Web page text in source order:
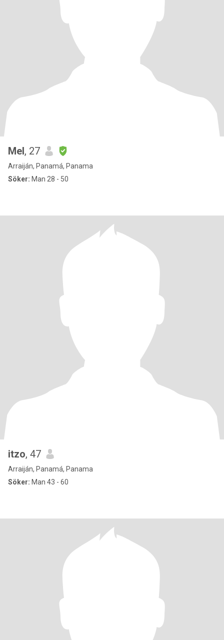
Mel, 27
Arraiján, Panamá, Panama
Söker: Man 28 - 50
itzo, 47
Arraiján, Panamá, Panama
Söker: Man 43 - 60